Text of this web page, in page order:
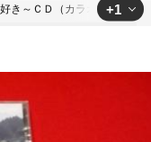
好き～ＣＤ（カラオケ付き
+1